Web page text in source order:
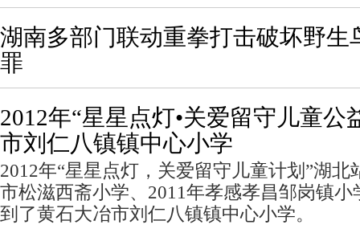
湖南多部门联动重拳打击破坏野生
罪
2012年“星星点灯•关爱留守儿童公
市刘仁八镇镇中心小学
2012年“星星点灯，关爱留守儿童计划”湖北
市松滋西斋小学、2011年孝感孝昌邹岗镇
到了黄石大冶市刘仁八镇镇中心小学。